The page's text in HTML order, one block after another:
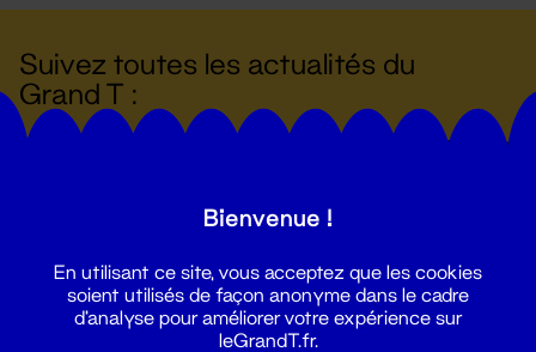
Suivez toutes les actualités du
Grand T :
Bienvenue !
En utilisant ce site, vous acceptez que les cookies
soient utilisés de façon anonyme dans le cadre
d'analyse pour améliorer votre expérience sur
leGrandT.fr.